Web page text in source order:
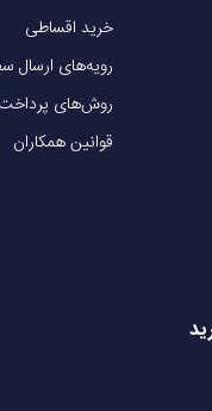
خرید اقساطی
رویه‌های ارسال
روش‌های
قوانین همکاران